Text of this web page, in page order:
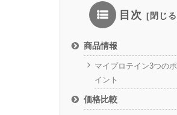
目次
商品情報
マイプロテイン3つのポ
イント
価格比較